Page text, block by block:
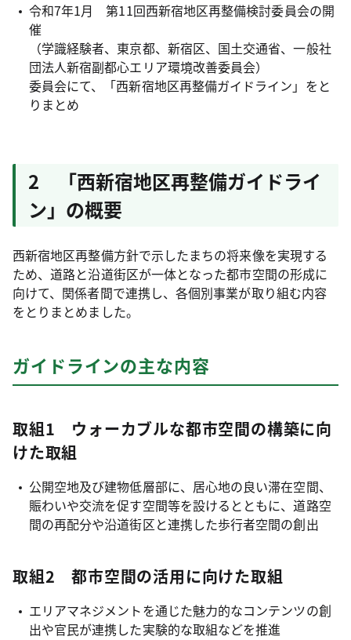
令和7年1月 第11回西新宿地区再整備検討委員会の開
催
（学識経験者、東京都、新宿区、国土交通省、一般社
団法人新宿副都心エリア環境改善委員会）
委員会にて、「西新宿地区再整備ガイドライン」をと
りまとめ
2 「西新宿地区再整備ガイドライ
ン」の概要
西新宿地区再整備方針で示したまちの将来像を実現する
ため、道路と沿道街区が一体となった都市空間の形成に
向けて、関係者間で連携し、各個別事業が取り組む内容
をとりまとめました。
ガイドラインの主な内容
取組1 ウォーカブルな都市空間の構築に向
けた取組
公開空地及び建物低層部に、居心地の良い滞在空間、
賑わいや交流を促す空間等を設けるとともに、道路空
間の再配分や沿道街区と連携した歩行者空間の創出
取組2 都市空間の活用に向けた取組
エリアマネジメントを通じた魅力的なコンテンツの創
出や官民が連携した実験的な取組などを推進